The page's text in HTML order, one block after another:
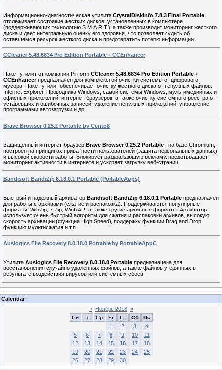
Информационно-диагностическая утилита CrystalDiskInfo 7.8.3 Final Portable
отслеживает состояние жестких дисков, установленных в компьютере
(поддерживающих технологию S.M.A.R.T.), а также производит мониторинг жесткого
диска и дает интегральную оценку его здоровья, что позволяет судить об
оставшемся ресурсе жесткого диска и предотвратить потерю информации.
CCleaner 5.48.6834 Pro Edition Portable + CCEnhancer
Пакет утилит от компании Piriform CCleaner 5.48.6834 Pro Edition Portable +
CCEnhancerпредназначен для комплексной очистки системы от цифрового
мусора. Пакет утилит обеспечивает очистку жесткого диска от ненужных файлов:
Internet Explorer, Проводника Windows, самой системы Windows, мультимедийных и
офисных приложений, интернет-браузеров, а также очистку системного реестра от
устаревших и ошибочных записей, удаление ненужных приложений, управление
программами автозагрузки и др.
Brave Browser 0.25.2 Portable by Cento8
Защищенный интернет-браузер Brave Browser 0.25.2 Portable - на базе Chromium,
построен на принципах приватности пользователей (защита персональных данных)
и высокой скорости работы. Блокирует раздражающую рекламу, предотвращает
мониторинг активности в интернете и ускоряет загрузку веб-страниц.
Bandisoft BandiZip 6.18.0.1 Portable (PortableApps)
Быстрый и надежный архиватор Bandisoft BandiZip 6.18.0.1 Portable предназначен
для работы с архивами (сжатие и распаковка). Поддерживаются популярные
форматы: WinZip, 7-Zip, WinRAR, а также другие архивные форматы. Архиватор
использует очень быстрый алгоритм для сжатия и распаковки архивов, высокую
скорость архивации (функция High Speed), поддержку функции Drag and Drop,
функцию мультисжатия и т.п.
Auslogics File Recovery 8.0.18.0 Portable by PortableAppC
Утилита Auslogics File Recovery 8.0.18.0 Portable предназначена для
восстановления случайно удаленных файлов, а также файлов утерянных в
результате воздействия вирусов или системных сбоев.
Calendar
«
Ноябрь 2018 »
Пн
Вт Ср Чт Пт Сб
Вс
1
2 3
4
5
6 7 8 9 10
11
12
13 14 15 16 17
18
19
20 21 22 23 24
25
26
27 28 29 30